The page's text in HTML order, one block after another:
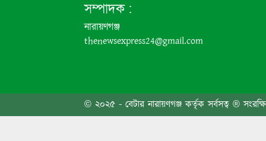
সম্পাদক :
নারায়ণগঞ্জ
thenewsexpress24@gmail.com
© ২০২৫ - বেটার নারায়ণগঞ্জ কর্তৃক সর্বসত্ব ®